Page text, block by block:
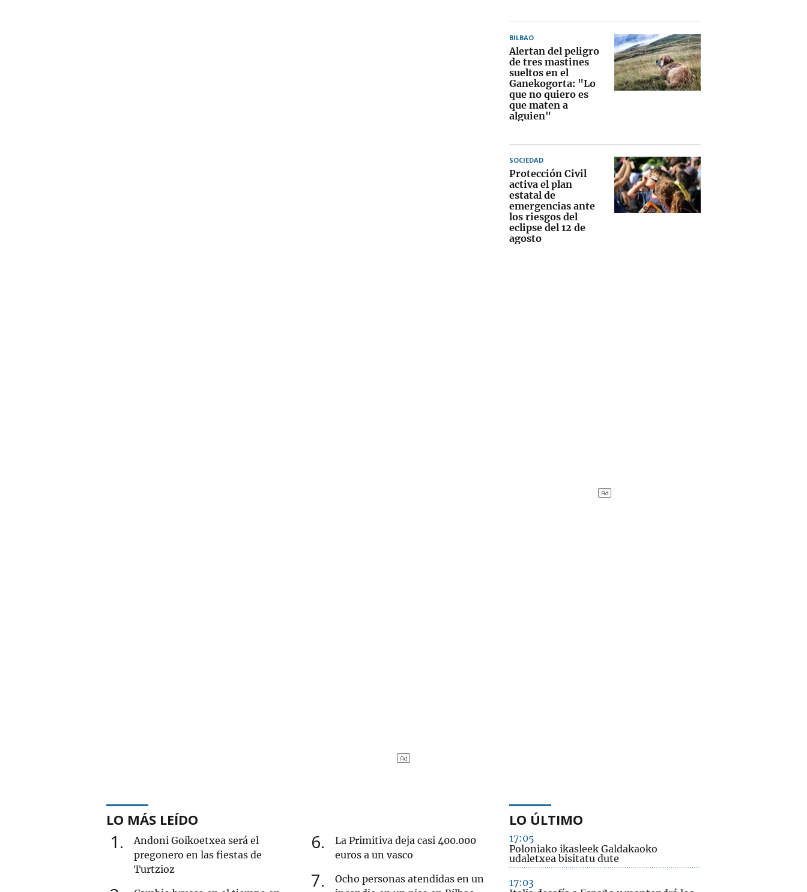
BILBAO
Alertan del peligro
de tres mastines
sueltos en el
Ganekogorta: "Lo
que no quiero es
que maten a
alguien"
SOCIEDAD
Protección Civil
activa el plan
estatal de
emergencias ante
los riesgos del
eclipse del 12 de
agosto
LO MÁS LEÍDO
1
Andoni Goikoetxea será el
pregonero en las fiestas de
Turtzioz
6
La Primitiva deja casi 400.000
euros a un vasco
7
Ocho personas atendidas en un
LO ÚLTIMO
17:05
Poloniako ikasleek Galdakaoko
udaletxea bisitatu dute
17:03